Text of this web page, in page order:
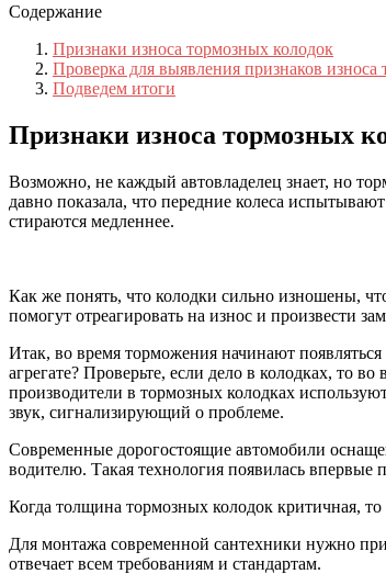
Содержание
Признаки износа тормозных колодок
Проверка для выявления признаков износа
Подведем итоги
Признаки износа тормозных
Возможно, не каждый автовладелец знает, но
давно показала, что передние колеса
стираются медленнее.
Как же понять, что колодки сильно изношены,
помогут отреагировать на износ и произвести
Итак, во время торможения начинают
агрегате? Проверьте, если дело в колодках, то
производители в тормозных колодках
звук, сигнализирующий о проблеме.
Современные дорогостоящие автомобили
водителю. Такая технология появилась
Когда толщина тормозных колодок критичная,
Для монтажа современной сантехники нужно
отвечает всем требованиям и стандартам.